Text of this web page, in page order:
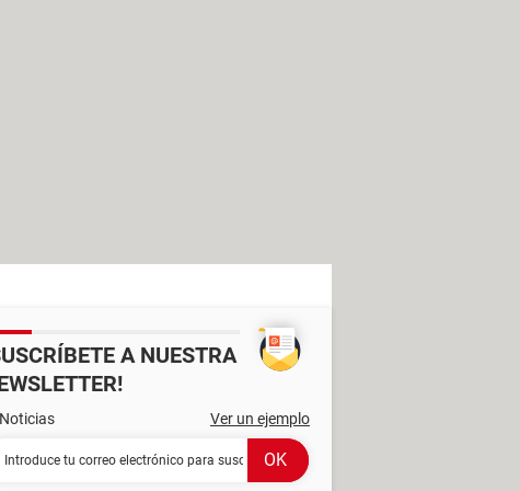
A NUESTRA
Ver un ejemplo